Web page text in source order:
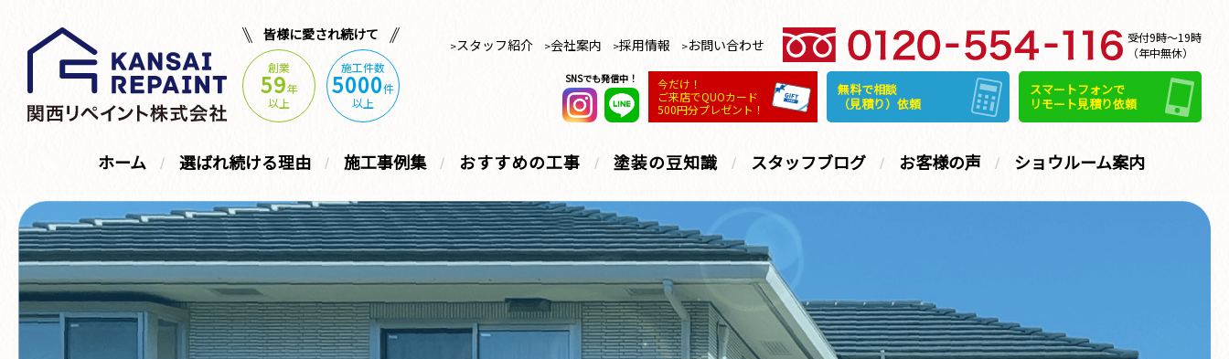
皆様に愛され続けて
創業
59年
以上
施工件数
5000件
以上
スタッフ紹介 会社案内 採用情報 お問い合わせ
受付9時～19時
（年中無休）
SNSでも発信中！
今だけ！
ご来店でQUOカード
500円分プレゼント！
無料で相談
（見積り）依頼
スマートフォンで
リモート見積り依頼
ホーム 選ばれ続ける理由 施工事例集 おすすめの工事 塗装の豆知識 スタッフブログ お客様の声 ショウルーム案内